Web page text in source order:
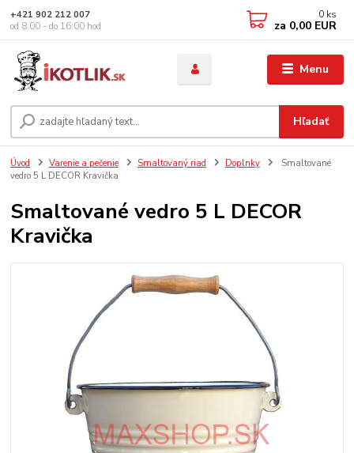
Menu
Hľadať
+421 902 212 007
od 8:00 - do 16:00 hod
0 ks
za 0,00 EUR
Úvod Varenie a pečenie Smaltovaný riad Doplnky
Smaltované
vedro 5 L DECOR Kravička
Smaltované vedro 5 L DECOR
Kravička